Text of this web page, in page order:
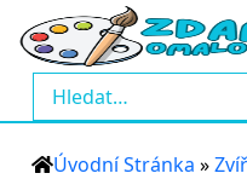
Úvodní Stránka »